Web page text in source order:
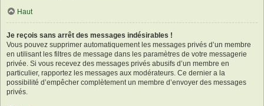
Haut
Je reçois sans arrêt des messages indésirables !
Vous pouvez supprimer automatiquement les messages privés d’un membre
en utilisant les filtres de message dans les paramètres de votre messagerie
privée. Si vous recevez des messages privés abusifs d’un membre en
particulier, rapportez les messages aux modérateurs. Ce dernier a la
possibilité d’empêcher complètement un membre d’envoyer des messages
privés.